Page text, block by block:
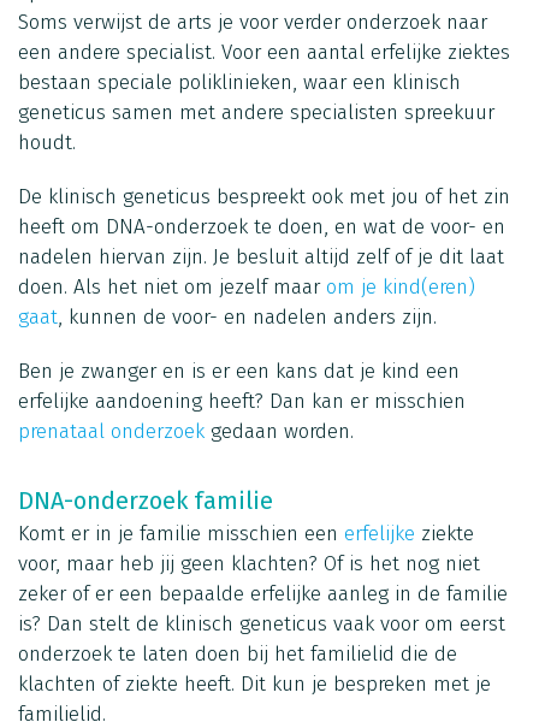
Soms verwijst de arts je voor verder onderzoek naar
een andere specialist. Voor een aantal erfelijke ziektes
bestaan speciale poliklinieken, waar een klinisch
geneticus samen met andere specialisten spreekuur
houdt.
De klinisch geneticus bespreekt ook met jou of het zin
heeft om DNA-onderzoek te doen, en wat de voor- en
nadelen hiervan zijn. Je besluit altijd zelf of je dit laat
doen. Als het niet om jezelf maar om je kind(eren)
gaat, kunnen de voor- en nadelen anders zijn.
Ben je zwanger en is er een kans dat je kind een
erfelijke aandoening heeft? Dan kan er misschien
prenataal onderzoek gedaan worden.
DNA-onderzoek familie
Komt er in je familie misschien een erfelijke ziekte
voor, maar heb jij geen klachten? Of is het nog niet
zeker of er een bepaalde erfelijke aanleg in de familie
is? Dan stelt de klinisch geneticus vaak voor om eerst
onderzoek te laten doen bij het familielid die de
klachten of ziekte heeft. Dit kun je bespreken met je
familielid.